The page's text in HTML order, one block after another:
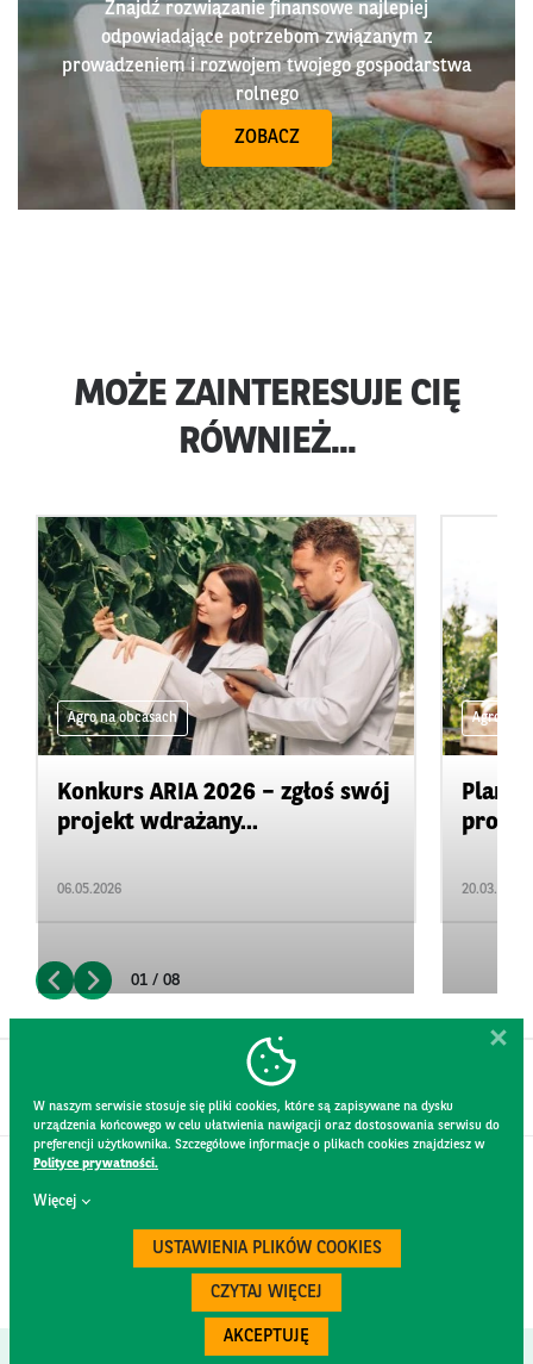
Znajdź rozwiązanie finansowe najlepiej
odpowiadające potrzebom związanym z
prowadzeniem i rozwojem twojego gospodarstwa
rolnego
ZOBACZ
MOŻE ZAINTERESUJE CIĘ
RÓWNIEŻ...
Agro na obcasach
Konkurs ARIA 2026 – zgłoś swój
projekt wdrażany...
06.05.2026
Agro na
Plan
20.03.2026
01 / 08
W naszym serwisie stosuje się pliki cookies, które są zapisywane na dysku
urządzenia końcowego w celu ułatwienia nawigacji oraz dostosowania serwisu do
preferencji użytkownika. Szczegółowe informacje o plikach cookies znajdziesz w
Polityce prywatności.
Więcej
USTAWIENIA PLIKÓW COOKIES
CZYTAJ WIĘCEJ
AKCEPTUJĘ
KONTAKT
REGULAMIN STRONY
POLITYKA PRYWATNOŚCI